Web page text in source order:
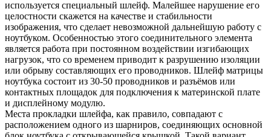
используется специальный шлейф. Малейшее нарушение его
целостности скажется на качестве и стабильности
изображения, что сделает невозможной дальнейшую работу с
ноутбуком. Особенностью этого соединительного элемента
является работа при постоянном воздействии изгибающих
нагрузок, что со временем приводит к разрушению изоляции
или обрыву составляющих его проводников. Шлейф матрицы
ноутбука состоит из 30-50 проводников и разъёмов или
контактных площадок для подключения к материнской плате
и дисплейному модулю.
Места прокладки шлейфа, как правило, совпадают с
расположением одного из шарниров, соединяющих основной